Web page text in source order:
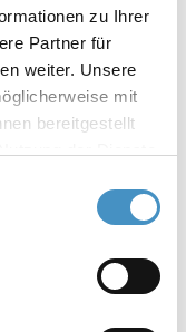
zu Ihrer
Partner für
weiter. Unsere
mit
bereitgestellt
Impressum
(für
SKV4-EX
SKV5-EX